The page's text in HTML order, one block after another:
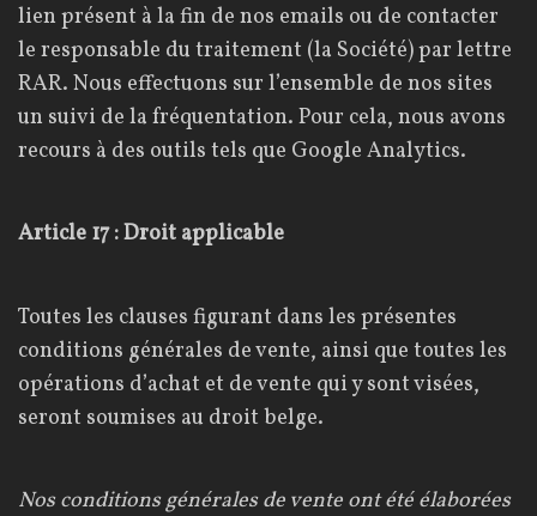
lien présent à la fin de nos emails ou de contacter
le responsable du traitement (la Société) par lettre
RAR. Nous effectuons sur l’ensemble de nos sites
un suivi de la fréquentation. Pour cela, nous avons
recours à des outils tels que Google Analytics.
Article 17 : Droit applicable
Toutes les clauses figurant dans les présentes
conditions générales de vente, ainsi que toutes les
opérations d’achat et de vente qui y sont visées,
seront soumises au droit belge.
Nos conditions générales de vente ont été élaborées